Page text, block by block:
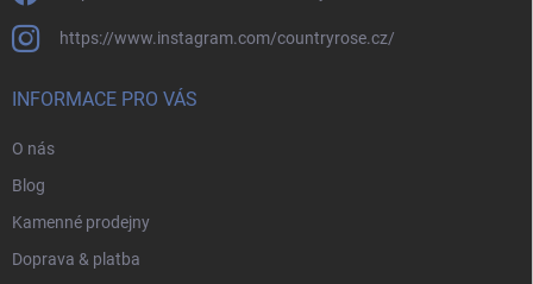
https://www.instagram.com/countryrose.cz/
INFORMACE PRO VÁS
O nás
Blog
Kamenné prodejny
Doprava & platba